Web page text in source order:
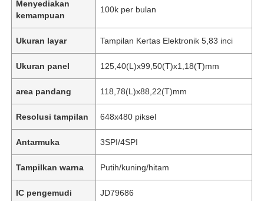
Menyediakan
kemampuan
100k per bulan
Ukuran layar Tampilan Kertas Elektronik 5,83 inci
Ukuran panel 125,40(L)x99,50(T)x1,18(T)mm
area pandang 118,78(L)x88,22(T)mm
Resolusi tampilan 648x480 piksel
Antarmuka 3SPI/4SPI
Tampilkan warna Putih/kuning/hitam
IC pengemudi JD79686